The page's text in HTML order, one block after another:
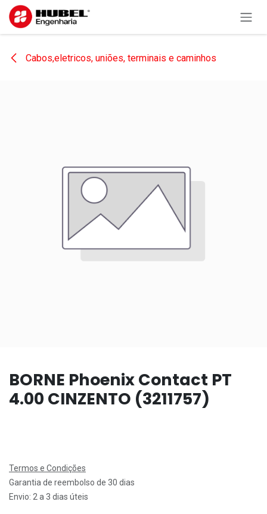
Pular para o conteúdo
Cabos,eletricos, uniões, terminais e caminhos
BORNE Phoenix Contact PT
4.00 CINZENTO (3211757)
Termos e Condições
Garantia de reembolso de 30 dias
Envio: 2 a 3 dias úteis